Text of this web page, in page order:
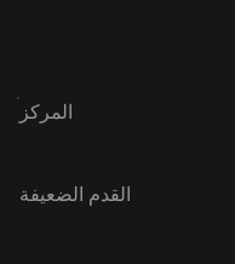
المركز
القدم الضعيفة